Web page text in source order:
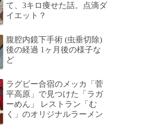
て、3キロ痩せた話。点滴ダ
イエット？
腹腔内鏡下手術 (虫垂切除)
後の経過 1ヶ月後の様子な
ど
ラグビー合宿のメッカ「菅
平高原」で見つけた「ラガ
ーめん」 レストラン「む
く」のオリジナルラーメン